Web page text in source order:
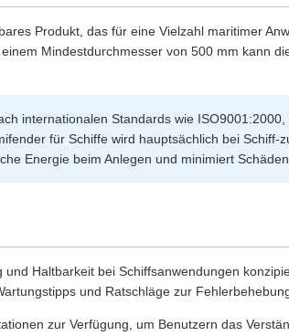
Produkt, das für eine Vielzahl maritimer
Mindestdurchmesser von 500 mm kann
internationalen Standards wie
für Schiffe wird hauptsächlich bei
Energie beim Anlegen und minimiert
Haltbarkeit bei Schiffsanwendungen
und Ratschläge zur
zur Verfügung, um Benutzern das